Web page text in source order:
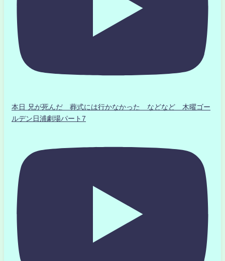
本日 兄が死んだ 葬式には行かなかった などなど 木曜ゴー
ルデン日浦劇場パート7